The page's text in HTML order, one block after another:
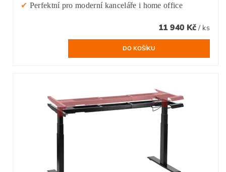
✔ Perfektní pro moderní kanceláře i home office
11 940 Kč / ks